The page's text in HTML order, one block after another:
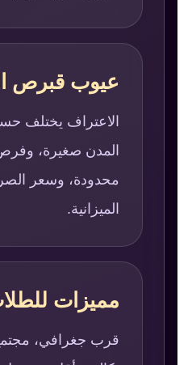
عيوب قبرص
الاعتراف يختلف
المدن صغيرة،
محدودة، وسعر
الميزانية.
مميزات
قرب جغرافي،